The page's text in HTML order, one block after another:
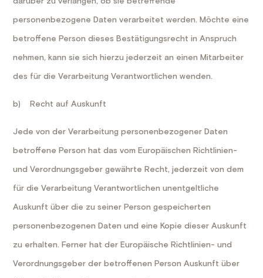
personenbezogene Daten verarbeitet werden. Möchte eine
betroffene Person dieses Bestätigungsrecht in Anspruch
nehmen, kann sie sich hierzu jederzeit an einen Mitarbeiter
des für die Verarbeitung Verantwortlichen wenden.
b) Recht auf Auskunft
Jede von der Verarbeitung personenbezogener Daten
betroffene Person hat das vom Europäischen Richtlinien-
und Verordnungsgeber gewährte Recht, jederzeit von dem
für die Verarbeitung Verantwortlichen unentgeltliche
Auskunft über die zu seiner Person gespeicherten
personenbezogenen Daten und eine Kopie dieser Auskunft
zu erhalten. Ferner hat der Europäische Richtlinien- und
Verordnungsgeber der betroffenen Person Auskunft über